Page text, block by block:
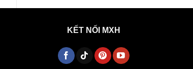
KẾT NỐI MXH